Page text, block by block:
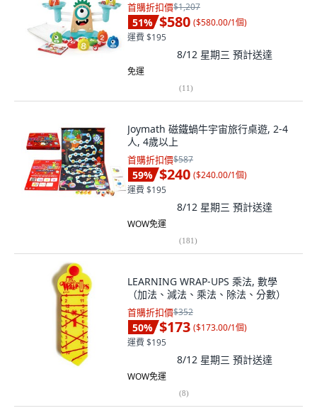
首購折扣價$1,207
51% $580 ($580.00/1個)
運費 $195
8/12 星期三 預計送達
免運
(11)
Joymath 磁鐵蝸牛宇宙旅行桌遊, 2-4
人, 4歲以上
首購折扣價$587
59% $240 ($240.00/1個)
運費 $195
8/12 星期三 預計送達
WOW免運
(181)
LEARNING WRAP-UPS 乘法, 數學
（加法、減法、乘法、除法、分數）
首購折扣價$352
50% $173 ($173.00/1個)
運費 $195
8/12 星期三 預計送達
WOW免運
(8)